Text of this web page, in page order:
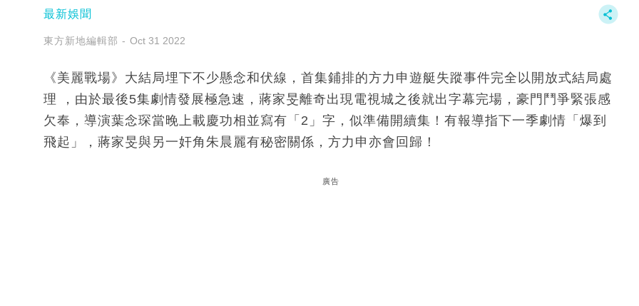
最新娛聞
東方新地編輯部 Oct 31 2022
《美麗戰場》大結局埋下不少懸念和伏線，首集鋪排的方力申遊艇失蹤事件完全以開放式結局處
理 ，由於最後5集劇情發展極急速，蔣家旻離奇出現電視城之後就出字幕完場，豪門鬥爭緊張感
欠奉，導演葉念琛當晚上載慶功相並寫有「2」字，似準備開續集！有報導指下一季劇情「爆到
飛起」，蔣家旻與另一奸角朱晨麗有秘密關係，方力申亦會回歸！
廣告